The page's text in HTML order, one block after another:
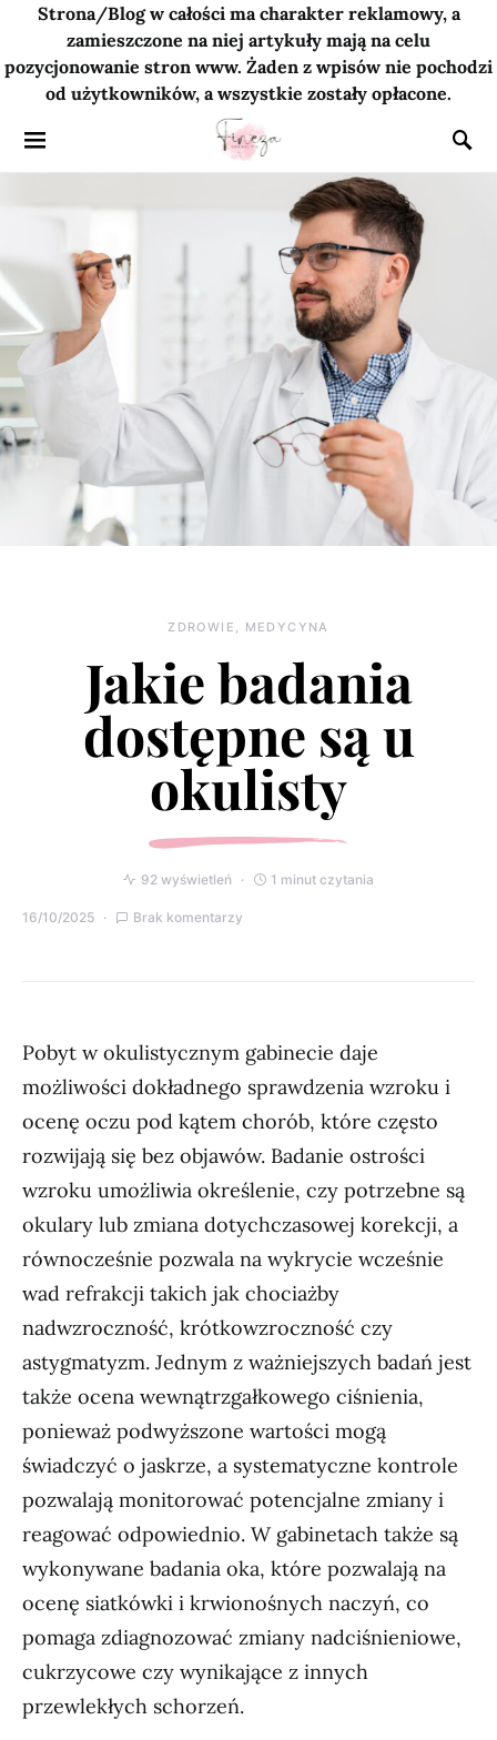
Strona/Blog w całości ma charakter reklamowy, a
zamieszczone na niej artykuły mają na celu
pozycjonowanie stron www. Żaden z wpisów nie pochodzi
od użytkowników, a wszystkie zostały opłacone.
ZDROWIE, MEDYCYNA
Jakie badania
dostępne są u
okulisty
92 wyświetleń 1 minut czytania
16/10/2025 Brak komentarzy
Pobyt w okulistycznym gabinecie daje
możliwości dokładnego sprawdzenia wzroku i
ocenę oczu pod kątem chorób, które często
rozwijają się bez objawów. Badanie ostrości
wzroku umożliwia określenie, czy potrzebne są
okulary lub zmiana dotychczasowej korekcji, a
równocześnie pozwala na wykrycie wcześnie
wad refrakcji takich jak chociażby
nadwzroczność, krótkowzroczność czy
astygmatyzm. Jednym z ważniejszych badań jest
także ocena wewnątrzgałkowego ciśnienia,
ponieważ podwyższone wartości mogą
świadczyć o jaskrze, a systematyczne kontrole
pozwalają monitorować potencjalne zmiany i
reagować odpowiednio. W gabinetach także są
wykonywane badania oka, które pozwalają na
ocenę siatkówki i krwionośnych naczyń, co
pomaga zdiagnozować zmiany nadciśnieniowe,
cukrzycowe czy wynikające z innych
przewlekłych schorzeń.